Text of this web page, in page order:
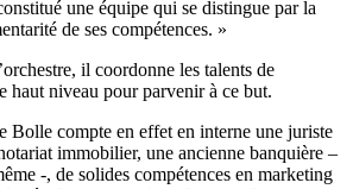
une équipe qui se distingue par la
de ses compétences. »
il coordonne les talents de
haut niveau pour parvenir à ce but.
Bolle compte en effet en interne une juriste
immobilier, une ancienne banquière –
-, de solides compétences en marketing